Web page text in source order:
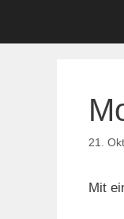
21.
Mit